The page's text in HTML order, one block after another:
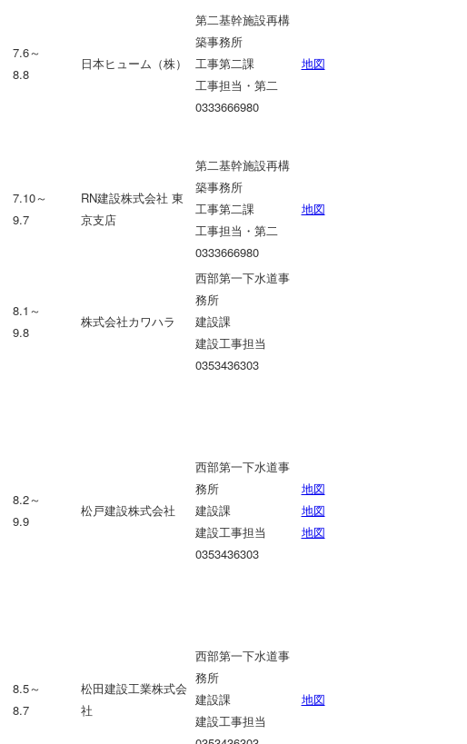
7.6～
8.8
日本ヒューム（株）
第二基幹施設再構
築事務所
工事第二課
工事担当・第二
0333666980
地図
7.10～
9.7
RN建設株式会社 東
京支店
第二基幹施設再構
築事務所
工事第二課
工事担当・第二
0333666980
地図
8.1～
9.8
株式会社カワハラ
西部第一下水道事
務所
建設課
建設工事担当
0353436303
8.2～
9.9
松戸建設株式会社
西部第一下水道事
務所
建設課
建設工事担当
0353436303
地図
地図
地図
8.5～
8.7
松田建設工業株式会
社
西部第一下水道事
務所
建設課
建設工事担当
地図